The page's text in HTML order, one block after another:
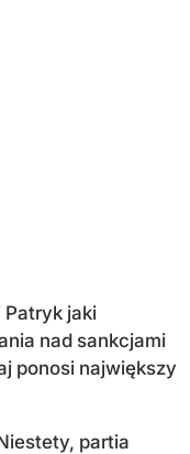
Patryk jaki
nad sankcjami
ponosi największy
partia